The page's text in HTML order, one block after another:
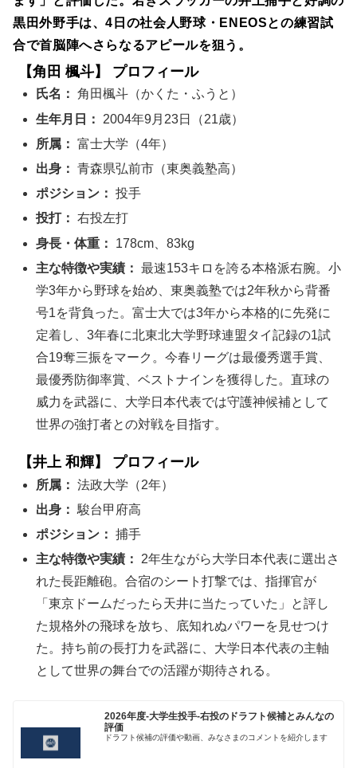
黒田外野手は、4日の社会人野球・ENEOSとの練習試
合で首脳陣へさらなるアピールを狙う。
【角田 楓斗】 プロフィール
氏名： 角田楓斗（かくた・ふうと）
生年月日：
2004年9月23日（21歳）
所属： 富士大学（4年）
出身： 青森県弘前市（東奥義塾高）
ポジション： 投手
投打： 右投左打
身長・体重：
178cm、83kg
主な特徴や実績： 最速153キロを誇る本格派右腕。小
学3年から野球を始め、東奥義塾では2年秋から背番
号1を背負った。富士大では3年から本格的に先発に
定着し、3年春に北東北大学野球連盟タイ記録の1試
合19奪三振をマーク。今春リーグは最優秀選手賞、
最優秀防御率賞、ベストナインを獲得した。直球の
威力を武器に、大学日本代表では守護神候補として
世界の強打者との対戦を目指す。
【井上 和輝】 プロフィール
所属： 法政大学（2年）
出身： 駿台甲府高
ポジション： 捕手
主な特徴や実績：
2年生ながら大学日本代表に選出さ
れた長距離砲。合宿のシート打撃では、指揮官が
「東京ドームだったら天井に当たっていた」と評し
た規格外の飛球を放ち、底知れぬパワーを見せつけ
た。持ち前の長打力を武器に、大学日本代表の主軸
として世界の舞台での活躍が期待される。
2026年度-大学生投手-右投のドラフト候補とみんなの
評価
ドラフト候補の評価や動画、みなさまのコメントを紹介します